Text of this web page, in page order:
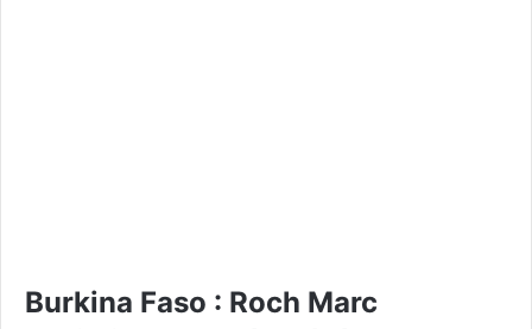
Burkina Faso : Roch Marc